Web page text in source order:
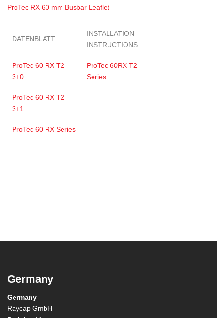
ProTec RX 60 mm Busbar Leaflet
DATENBLATT
INSTALLATION
INSTRUCTIONS
ProTec 60 RX T2
3+0
ProTec 60RX T2
Series
ProTec 60 RX T2
3+1
ProTec 60 RX Series
Germany
Germany
Raycap GmbH